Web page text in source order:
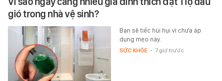
gió trong nhà vệ sinh?
Bạn sẽ tiếc hùi hụi vì chưa áp
dụng mẹo này.
SỨC KHỎE - 7 giờ trước